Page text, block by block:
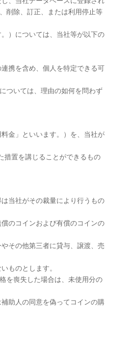
削除、訂正、または利用停止等
）については、当社等が以下の
携を含め、個人を特定できる可
ついては、理由の如何を問わず
金」といいます。）を、当社が
措置を講じることができるもの
当社がその裁量により行うもの
のコインおよび有償のコインの
その他第三者に貸与、譲渡、売
ものとします。
を喪失した場合は、未使用分の
助人の同意を偽ってコインの購